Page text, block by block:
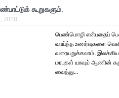
விடுதலைப் பெருமூச்சு : பிரிகேடியர் தீபன்
வரலாற்று ஆவணங்களின் வெளியீட்டு
முள்ளிவாய்க்கால்: செங்குருதி படிந்த
கூறுகளும்.
2018
பெண்மொழி என்பதைப்
வாய்ந்த உணர்வுகளை
வரையறுக்கலாம்.
மரபுகள் யாவும் ஆணின்
வைத்து...